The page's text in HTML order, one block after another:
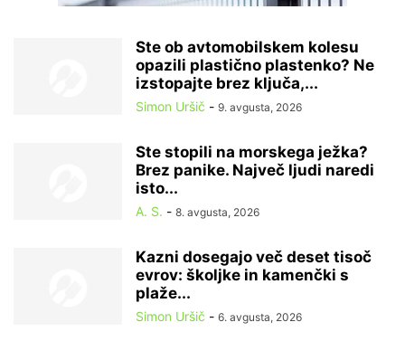
Ste ob avtomobilskem kolesu
opazili plastično plastenko? Ne
izstopajte brez ključa,...
Simon Uršič - 9. avgusta, 2026
Ste stopili na morskega ježka?
Brez panike. Največ ljudi naredi
isto...
A. S. - 8. avgusta, 2026
Kazni dosegajo več deset tisoč
evrov: školjke in kamenčki s
plaže...
Simon Uršič - 6. avgusta, 2026